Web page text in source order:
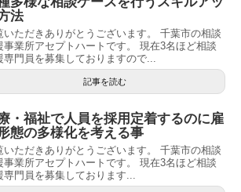
法
いただきありがとうございます。 千葉市の相談
事業所アセプトハートです。 現在3名ほど相談
専門員を募集しておりますので...
記事を読む
・福祉で人員を採用定着するのに雇
態の多様化を考える事
いただきありがとうございます。 千葉市の相談
事業所アセプトハートです。 現在3名ほど相談
専門員を募集しております...